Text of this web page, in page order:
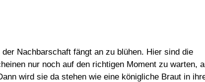
Nachbarschaft fängt an zu blühen. Hier sind die
nur noch auf den richtigen Moment zu warten,
wird sie da stehen wie eine königliche Braut in